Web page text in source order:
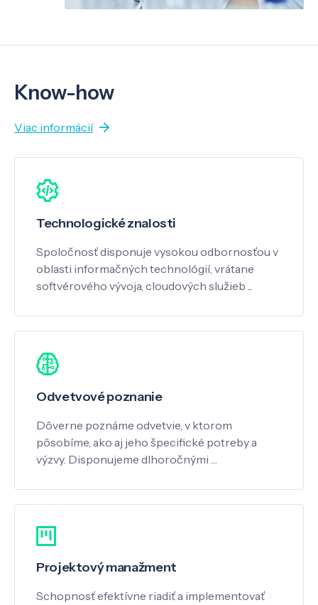
Know-how
Viac informácií
Technologické znalosti
Spoločnosť disponuje vysokou odbornosťou v
oblasti informačných technológií, vrátane
softvérového vývoja, cloudových služieb ...
Odvetvové poznanie
Dôverne poznáme odvetvie, v ktorom
pôsobíme, ako aj jeho špecifické potreby a
výzvy. Disponujeme dlhoročnými …
Projektový manažment
Schopnosť efektívne riadiť a implementovať